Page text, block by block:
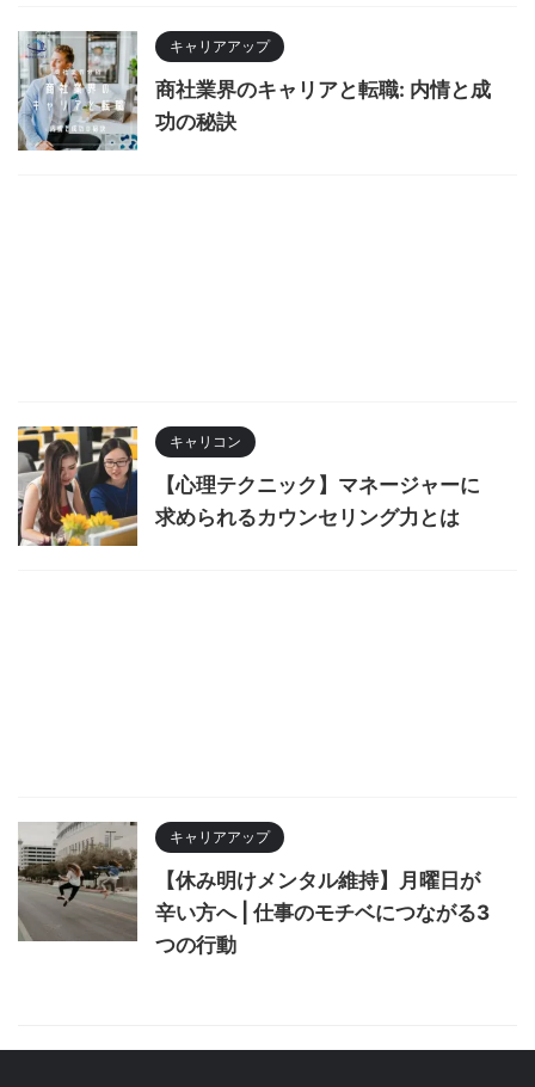
キャリアアップ
商社業界のキャリアと転職: 内情と成
功の秘訣
キャリコン
【心理テクニック】マネージャーに
求められるカウンセリング力とは
キャリアアップ
【休み明けメンタル維持】月曜日が
辛い方へ | 仕事のモチベにつながる3
つの行動